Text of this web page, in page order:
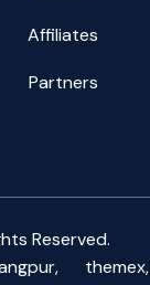
Affiliates
Partners
Reserved.
themex,